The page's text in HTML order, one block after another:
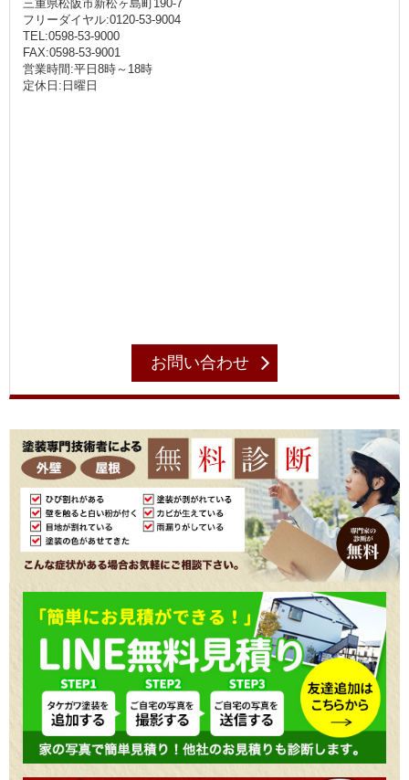
三重県松阪市新松ヶ島町190-7
フリーダイヤル:0120-53-9004
TEL:0598-53-9000
FAX:0598-53-9001
営業時間:平日8時～18時
定休日:日曜日
お問い合わせ